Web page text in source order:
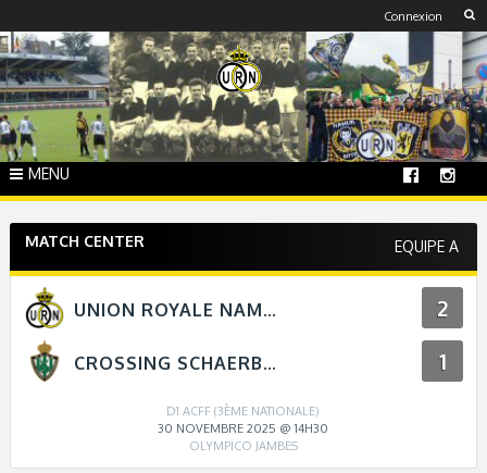
to
content
Connexion
MENU
MATCH CENTER EQUIPE A
UNION ROYALE NAMUR 2
CROSSING SCHAERBEEK 1
D1 ACFF (3ÈME NATIONALE)
30 NOVEMBRE 2025 @ 14H30
OLYMPICO JAMBES